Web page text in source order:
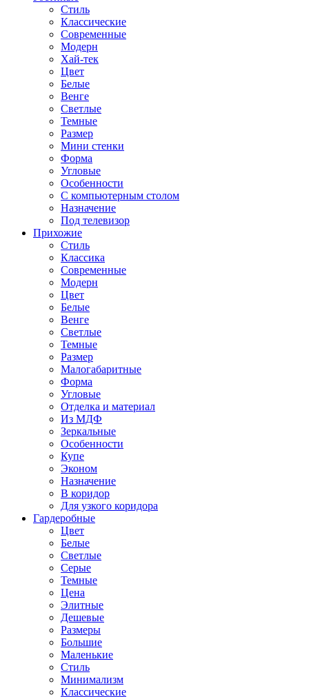
Стиль
Классические
Современные
Модерн
Хай-тек
Цвет
Белые
Венге
Светлые
Темные
Размер
Мини стенки
Форма
Угловые
Особенности
С компьютерным столом
Назначение
Под телевизор
Прихожие
Стиль
Классика
Современные
Модерн
Цвет
Белые
Венге
Светлые
Темные
Размер
Малогабаритные
Форма
Угловые
Отделка и материал
Из МДФ
Зеркальные
Особенности
Купе
Эконом
Назначение
В коридор
Для узкого коридора
Гардеробные
Цвет
Белые
Светлые
Серые
Темные
Цена
Элитные
Дешевые
Размеры
Большие
Маленькие
Стиль
Минимализм
Классические